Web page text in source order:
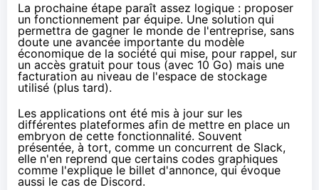
La prochaine étape paraît assez logique : proposer
un fonctionnement par équipe. Une solution qui
permettra de gagner le monde de l'entreprise, sans
doute une avancée importante du modèle
économique de la société qui mise, pour rappel, sur
un accès gratuit pour tous (avec 10 Go) mais une
facturation au niveau de l'espace de stockage
utilisé (plus tard).
Les applications ont été mis à jour sur les
différentes plateformes afin de mettre en place un
embryon de cette fonctionnalité. Souvent
présentée, à tort, comme un concurrent de Slack,
elle n'en reprend que certains codes graphiques
comme l'explique le billet d'annonce, qui évoque
aussi le cas deDiscord.